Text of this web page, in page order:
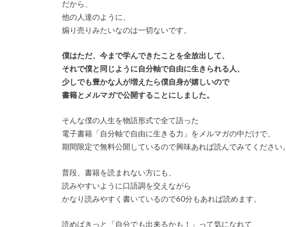
だから、
他の人達のように、
煽り売りみたいなのは一切ないです。
僕はただ、今まで学んできたことを全放出して、
それで僕と同じように自分軸で自由に生きられる人、
少しでも豊かな人が増えたら僕自身が嬉しいので
書籍とメルマガで公開することにしました。
そんな僕の人生を物語形式で全て語った
電子書籍「自分軸で自由に生きる力」をメルマガの中だけで、
期間限定で無料公開しているので興味あれば読んでみてください。
普段、書籍を読まれない方にも、
読みやすいように口語調を交えながら
かなり読みやすく書いているので60分もあれば読めます。
読めばきっと「自分でも出来るかも！」って気になれて